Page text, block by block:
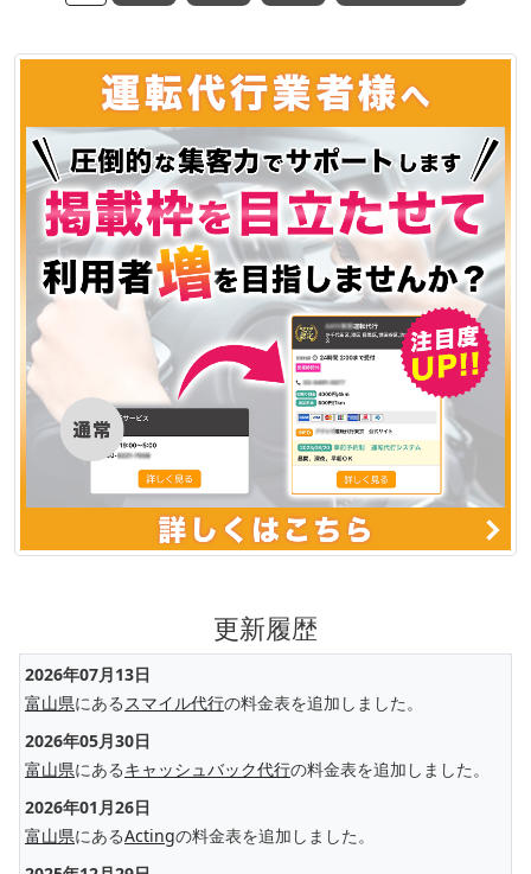
更新履歴
2026年07月13日
富山県にあるスマイル代行の料金表を追加しました。
2026年05月30日
富山県にあるキャッシュバック代行の料金表を追加しました。
2026年01月26日
富山県にあるActingの料金表を追加しました。